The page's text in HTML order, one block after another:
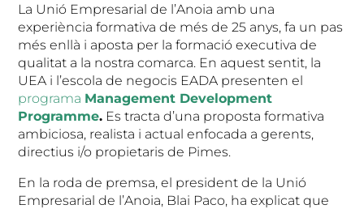
La Unió Empresarial de l’Anoia amb una
experiència formativa de més de 25 anys, fa un pas
més enllà i aposta per la formació executiva de
qualitat a la nostra comarca. En aquest sentit, la
UEA i l’escola de negocis EADA presenten el
programa Management Development
Programme. Es tracta d’una proposta formativa
ambiciosa, realista i actual enfocada a gerents,
directius i/o propietaris de Pimes.
En la roda de premsa, el president de la Unió
Empresarial de l’Anoia, Blai Paco, ha explicat que